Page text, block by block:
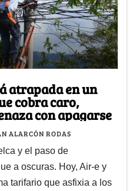
atrapada en un
cobra caro,
con apagarse
ALARCÓN RODAS
y el paso de
a oscuras. Hoy, Air-e y
tarifario que asfixia a los